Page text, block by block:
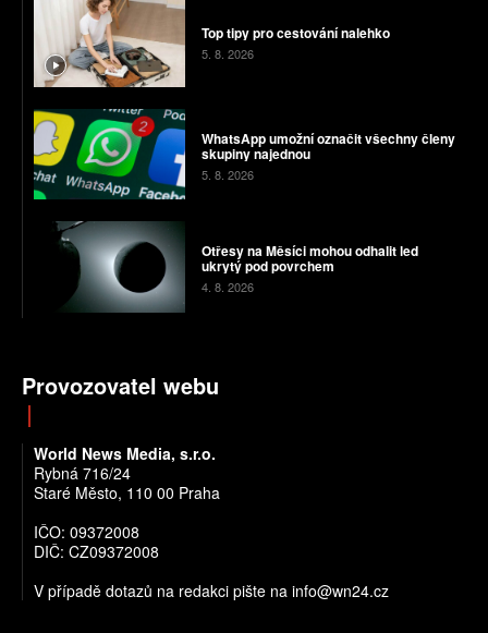
Top tipy pro cestování nalehko
5. 8. 2026
WhatsApp umožní označit všechny členy
skupiny najednou
5. 8. 2026
Otřesy na Měsíci mohou odhalit led
ukrytý pod povrchem
4. 8. 2026
Provozovatel webu
World News Media, s.r.o.
Rybná 716/24
Staré Město, 110 00 Praha
IČO: 09372008
DIČ: CZ09372008
V případě dotazů na redakci pište na info@wn24.cz